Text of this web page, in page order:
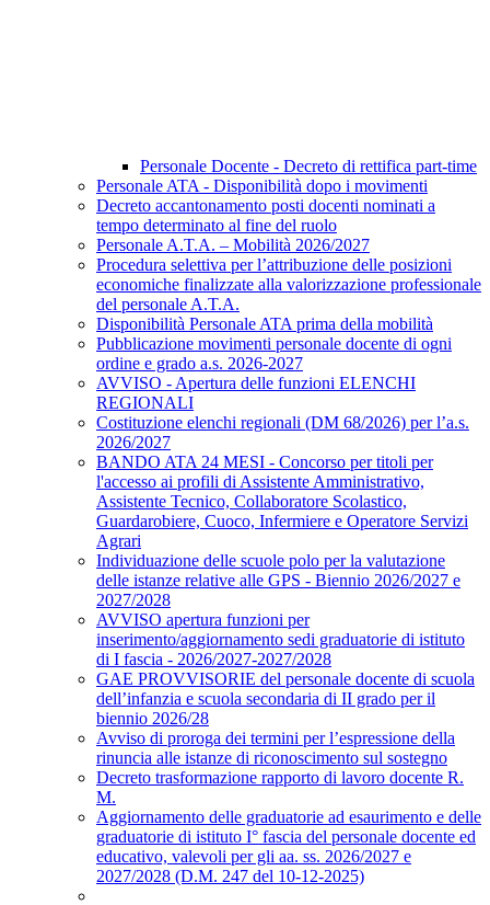
Personale Docente - Decreto di rettifica part-time
Personale ATA - Disponibilità dopo i movimenti
Decreto accantonamento posti docenti nominati a
tempo determinato al fine del ruolo
Personale A.T.A. – Mobilità 2026/2027
Procedura selettiva per l’attribuzione delle posizioni
economiche finalizzate alla valorizzazione professionale
del personale A.T.A.
Disponibilità Personale ATA prima della mobilità
Pubblicazione movimenti personale docente di ogni
ordine e grado a.s. 2026-2027
AVVISO - Apertura delle funzioni ELENCHI
REGIONALI
Costituzione elenchi regionali (DM 68/2026) per l’a.s.
2026/2027
BANDO ATA 24 MESI - Concorso per titoli per
l'accesso ai profili di Assistente Amministrativo,
Assistente Tecnico, Collaboratore Scolastico,
Guardarobiere, Cuoco, Infermiere e Operatore Servizi
Agrari
Individuazione delle scuole polo per la valutazione
delle istanze relative alle GPS - Biennio 2026/2027 e
2027/2028
AVVISO apertura funzioni per
inserimento/aggiornamento sedi graduatorie di istituto
di I fascia - 2026/2027-2027/2028
GAE PROVVISORIE del personale docente di scuola
dell’infanzia e scuola secondaria di II grado per il
biennio 2026/28
Avviso di proroga dei termini per l’espressione della
rinuncia alle istanze di riconoscimento sul sostegno
Decreto trasformazione rapporto di lavoro docente R.
M.
Aggiornamento delle graduatorie ad esaurimento e delle
graduatorie di istituto I° fascia del personale docente ed
educativo, valevoli per gli aa. ss. 2026/2027 e
2027/2028 (D.M. 247 del 10-12-2025)